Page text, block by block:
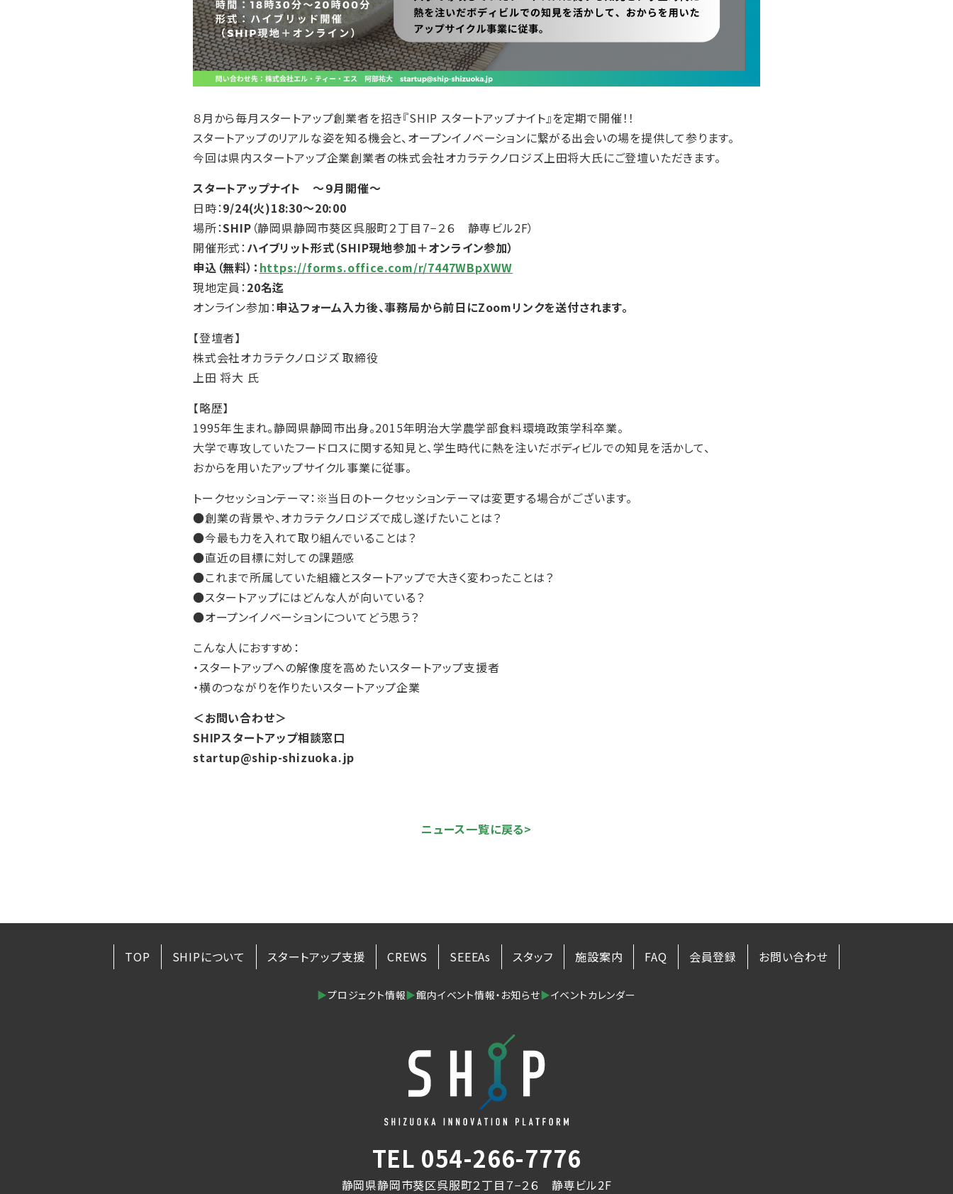
８月から毎月スタートアップ創業者を招き『SHIP スタートアップナイト』を定期で開催！！
スタートアップのリアルな姿を知る機会と、オープンイノベーションに繋がる出会いの場を提供して参ります。
今回は県内スタートアップ企業創業者の株式会社オカラテクノロジズ上田将大氏にご登壇いただきます。
スタートアップナイト ～９月開催～
日時：9/24(火)18:30～20:00
場所：SHIP （静岡県静岡市葵区呉服町２丁目７−２６ 静専ビル2F）
開催形式： ハイブリット形式（SHIP現地参加＋オンライン参加）
申込（無料）： https://forms.office.com/r/7447WBpXWW
現地定員： 20名迄
オンライン参加：申込フォーム入力後、事務局から前日にZoomリンクを送付されます。
【登壇者】
株式会社オカラテクノロジズ 取締役
上田 将大 氏
【略歴】
1995年生まれ。静岡県静岡市出身。2015年明治大学農学部食料環境政策学科卒業。​
大学で専攻していたフードロスに関する知見と、学生時代に熱を注いだボディビルでの知見を活かして、
おからを用いたアップサイクル事業に従事。
トークセッションテーマ：※当日のトークセッションテーマは変更する場合がございます。
●創業の背景や、オカラテクノロジズで成し遂げたいことは？
●今最も力を入れて取り組んでいることは？
●直近の目標に対しての課題感
●これまで所属していた組織とスタートアップで大きく変わったことは？
●スタートアップにはどんな人が向いている？
●オープンイノベーションについてどう思う？
こんな人におすすめ：
・スタートアップへの解像度を高めたいスタートアップ支援者
・横のつながりを作りたいスタートアップ企業
＜お問い合わせ＞
SHIPスタートアップ相談窓口
startup@ship-shizuoka.jp
ニュース一覧に戻る>
TOP SHIPについて スタートアップ支援 CREWS SEEEAs スタッフ 施設案内 FAQ 会員登録 お問い合わせ
▶プロジェクト情報▶館内イベント情報・お知らせ▶イベントカレンダー
TEL 054-266-7776
静岡県静岡市葵区呉服町２丁目７−２６ 静専ビル2F